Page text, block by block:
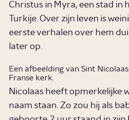
Christus in Myra, een stad in
Turkije. Over zijn leven is
eerste verhalen over hem
later op.
Een afbeelding van Sint
Franse kerk.
Nicolaas heeft opmerkelijke
naam staan. Zo zou hij als